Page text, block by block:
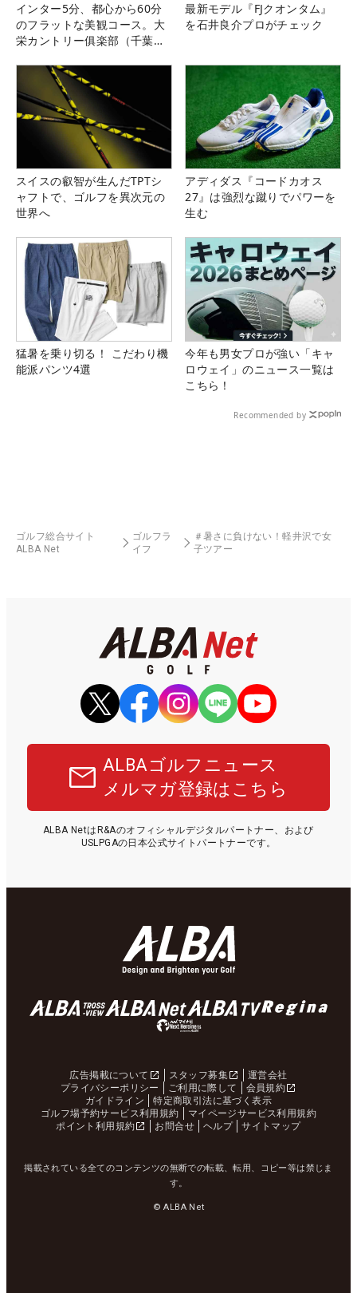
インター5分、都心から60分
のフラットな美観コース。大
栄カントリー俱楽部（千葉
最新モデル『FJクオンタム』
を石井良介プロがチェック
スイスの叡智が生んだTPTシ
ャフトで、ゴルフを異次元の
世界へ
アディダス『コードカオス
27』は強烈な蹴りでパワーを
生む
猛暑を乗り切る！ こだわり機
能派パンツ4選
今年も男女プロが強い「キャ
ロウェイ」のニュース一覧は
こちら！
Recommended by
ゴルフ総合サイト
ALBA Net
ゴルフラ
イフ
＃暑さに負けない！軽井沢で女
子ツアー
ALBAゴルフニュース
メルマガ登録はこちら
ALBA NetはR&Aのオフィシャルデジタルパートナー、および
USLPGAの日本公式サイトパートナーです。
広告掲載について スタッフ募集
運営会社
プライバシーポリシー
ご利用に際して
会員規約
ガイドライン
特定商取引法に基づく表示
ゴルフ場予約サービス利用規約
マイページサービス利用規約
ポイント利用規約
お問合せ ヘルプ サイトマップ
掲載されている全てのコンテンツの無断での転載、転用、コピー等は禁じま
す。
© ALBA Net